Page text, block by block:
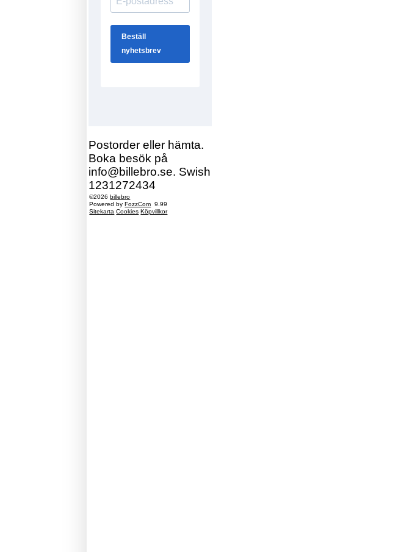
Postorder eller hämta.
Boka besök på
info@billebro.se. Swish
1231272434
©2026billebro
Powered byFozzCom 9.99
Sitekarta Cookies Köpvillkor